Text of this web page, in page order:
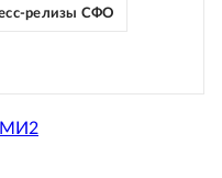
релизы СФО